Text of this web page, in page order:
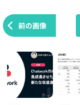
前の画像